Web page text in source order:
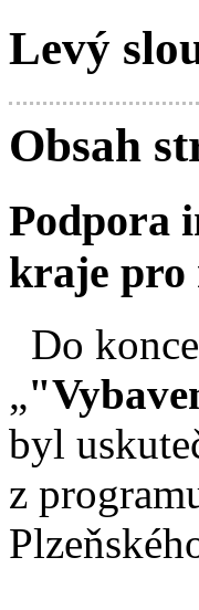
Levý
Obsah
Podpora
kraje pro
Do
„
byl
z